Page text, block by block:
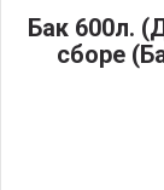
Бак 600л.
сборе